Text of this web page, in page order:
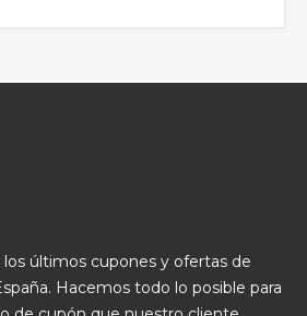
últimos cupones y ofertas de
Hacemos todo lo posible para